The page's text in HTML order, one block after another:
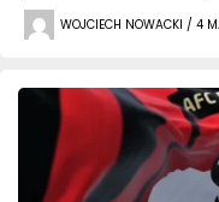
WOJCIECH NOWACKI / 4